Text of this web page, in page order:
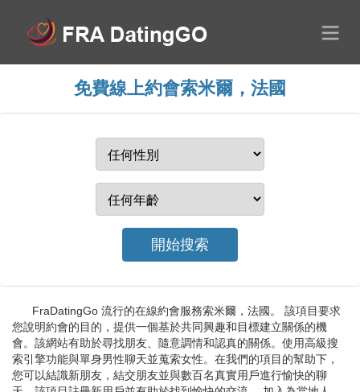
免費線上約會索米爾，法國
FraDatingGo 流行的在線約會服務索米爾，法國。 該項目要求
您說明約會的目的，提供一個基於共同興趣和目標建立關係的機
會。該網站有助於尋找朋友、隨意調情和認真的關係。使用高級搜
索引擎功能與單身男性聊天並蒐索女性。在我們的項目的幫助下，
您可以結識新朋友，結交朋友並與數百名真實用戶進行愉快的聊